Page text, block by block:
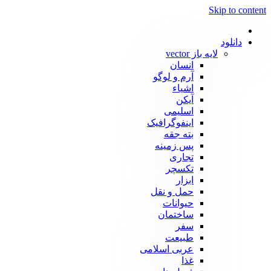
Skip to content
دانلود
لایه باز vector
انسان
آرم و لوگو
اشیاء
آیکن
اسلیمی
اینفوگرافیک
بته جقه
پس زمینه
تجاری
تکسچر
ابزار
حمل و نقل
حیوانات
ساختمان
سفر
طبیعت
عربی اسلامی
غذا